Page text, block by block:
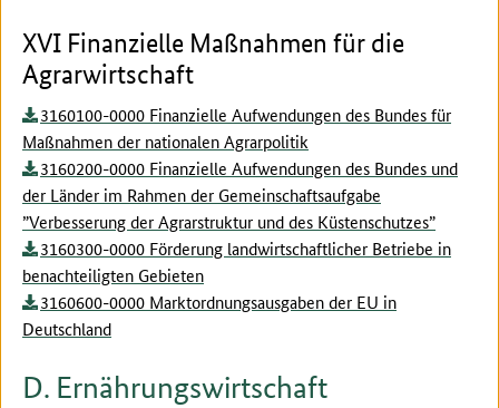
XVI Finanzielle Maßnahmen für die
Agrarwirtschaft
3160100-0000 Finanzielle Aufwendungen des Bundes für
Maßnahmen der nationalen Agrarpolitik
3160200-0000 Finanzielle Aufwendungen des Bundes und
der Länder im Rahmen der Gemeinschaftsaufgabe
”Verbesserung der Agrarstruktur und des Küstenschutzes”
3160300-0000 Förderung landwirtschaftlicher Betriebe in
benachteiligten Gebieten
3160600-0000 Marktordnungsausgaben der EU in
Deutschland
D. Ernährungswirtschaft